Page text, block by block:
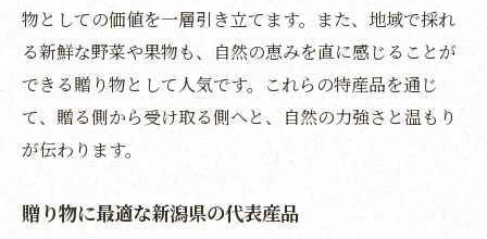
新潟の魅力を詰め込んだお歳暮選び
特産品が伝える新潟の豊かさ
新潟の恵みを贈る心をつなぐお歳暮
新潟の贈り物が繋ぐ心と心
贈り物を通じて感じる新潟の自然と文化
新潟の恵みがもたらす心温まるひととき
物としての価値を一層引き立てます。また、地域で採れ
る新鮮な野菜や果物も、自然の恵みを直に感じることが
できる贈り物として人気です。これらの特産品を通じ
て、贈る側から受け取る側へと、自然の力強さと温もり
が伝わります。
贈り物に最適な新潟県の代表産品